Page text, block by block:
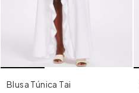
Blusa Túnica Tai